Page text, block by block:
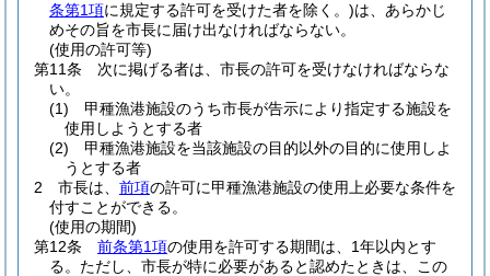
条第1項に規定する許可を受けた者を除く。)は、あらかじ
めその旨を市長に届け出なければならない。
(使用の許可等)
第11条
次に掲げる者は、市長の許可を受けなければならな
い。
(1)
甲種漁港施設のうち市長が告示により指定する施設を
使用しようとする者
(2)
甲種漁港施設を当該施設の目的以外の目的に使用しよ
うとする者
2
市長は、 前項の許可に甲種漁港施設の使用上必要な条件を
付すことができる。
(使用の期間)
第12条
前条第1項の使用を許可する期間は、1年以内とす
る。 ただし、市長が特に必要があると認めたときは、この